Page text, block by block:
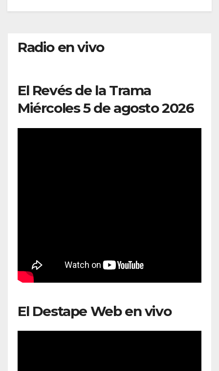
Radio en vivo
El Revés de la Trama
Miércoles 5 de agosto 2026
El Destape Web en vivo